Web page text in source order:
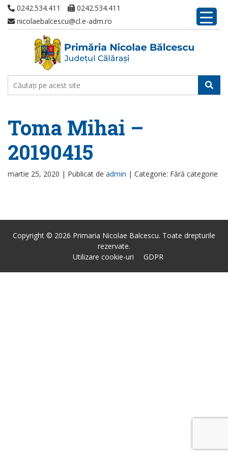
0242.534.411
0242.534.411
nicolaebalcescu@cl.e-adm.ro
Toma Mihai –
20190415
martie 25, 2020 | Publicat de admin | Categorie: Fără categorie
Copyright © 2026 Primaria Nicolae Balcescu. Toate drepturile
rezervate.
Utilizare cookie-uri
GDPR